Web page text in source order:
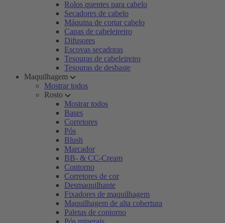
Rolos quentes para cabelo
Secadores de cabelo
Máquina de cortar cabelo
Capas de cabeleireiro
Difusores
Escovas secadoras
Tesouras de cabeleireiro
Tesouras de desbaste
Maquilhagem
Mostrar todos
Rosto
Mostrar todos
Bases
Corretores
Pós
Blush
Marcador
BB- & CC-Cream
Contorno
Corretores de cor
Desmaquilhante
Fixadores de maquilhagem
Maquilhagem de alta cobertura
Paletas de contorno
Pós minerais